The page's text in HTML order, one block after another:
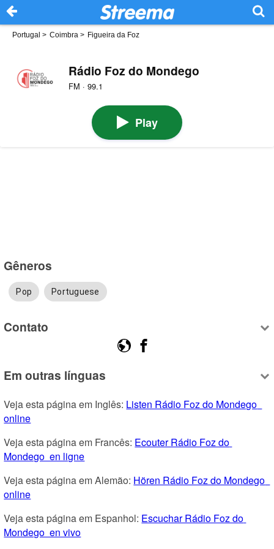
Portugal > Coimbra > Figueira da Foz
Rádio Foz do Mondego
FM · 99.1
Play
Gêneros
Pop Portuguese
Contato
Em outras línguas
Veja esta página em Inglês: Listen Rádio Foz do Mondego
online
Veja esta página em Francês: Ecouter Rádio Foz do
Mondego  en ligne
Veja esta página em Alemão: Hören Rádio Foz do Mondego
online
Veja esta página em Espanhol: Escuchar Rádio Foz do
Mondego  en vivo